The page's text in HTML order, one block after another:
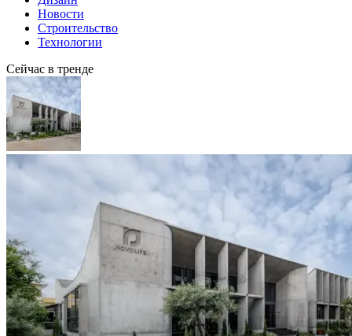
Новости
Строительство
Технологии
Сейчас в тренде